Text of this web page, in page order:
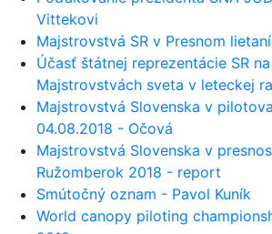
Vittekovi
Majstrovstvá SR v Presnom
Účasť štátnej reprezentácie SR na
Majstrovstvách sveta v leteckej
Majstrovstvá Slovenska v
04.08.2018 - Očová
Majstrovstvá Slovenska v
Ružomberok 2018 - report
Smútočný oznam - Pavol Kuník
World canopy piloting